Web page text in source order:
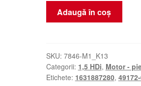
Cantitate
Turbocompresor
1.5
HDi
64000
Adaugă în coș
SKU: 7846-M1_K13
Categorii: 1,5 HDi, Motor -
Etichete: 1631887280,